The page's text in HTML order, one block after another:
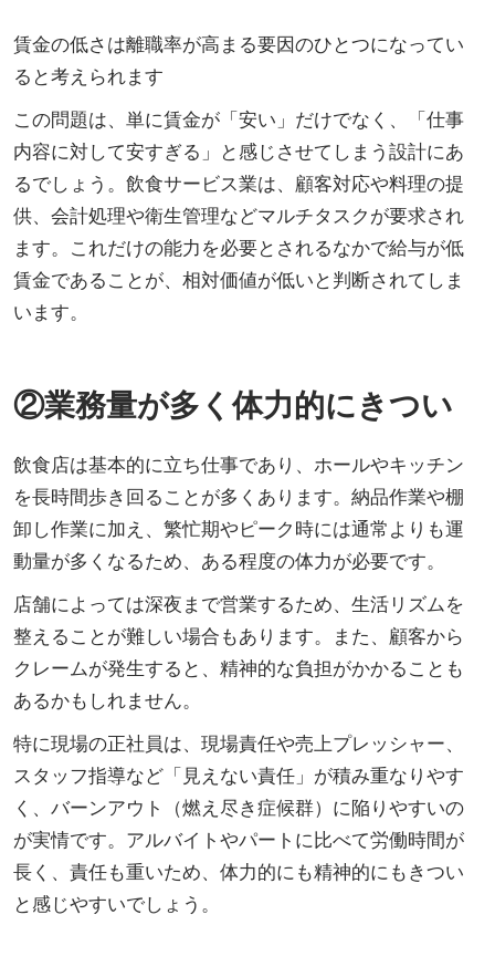
賃金の低さは離職率が高まる要因のひとつになってい
ると考えられます
この問題は、単に賃金が「安い」だけでなく、「仕事
内容に対して安すぎる」と感じさせてしまう設計にあ
るでしょう。飲食サービス業は、顧客対応や料理の提
供、会計処理や衛生管理などマルチタスクが要求され
ます。これだけの能力を必要とされるなかで給与が低
賃金であることが、相対価値が低いと判断されてしま
います。
②業務量が多く体力的にきつい
飲食店は基本的に立ち仕事であり、ホールやキッチン
を長時間歩き回ることが多くあります。納品作業や棚
卸し作業に加え、繁忙期やピーク時には通常よりも運
動量が多くなるため、ある程度の体力が必要です。
店舗によっては深夜まで営業するため、生活リズムを
整えることが難しい場合もあります。また、顧客から
クレームが発生すると、精神的な負担がかかることも
あるかもしれません。
特に現場の正社員は、現場責任や売上プレッシャー、
スタッフ指導など「見えない責任」が積み重なりやす
く、バーンアウト（燃え尽き症候群）に陥りやすいの
が実情です。アルバイトやパートに比べて労働時間が
長く、責任も重いため、体力的にも精神的にもきつい
と感じやすいでしょう。